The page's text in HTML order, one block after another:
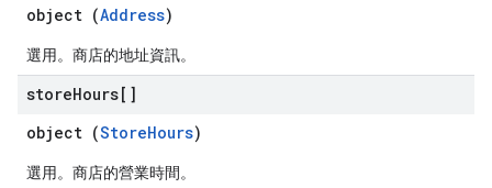
object (Address)
選用。商店的地址資訊。
storeHours[]
object (StoreHours)
選用。商店的營業時間。